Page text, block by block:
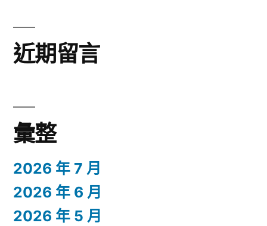
近期留言
彙整
2026 年 7 月
2026 年 6 月
2026 年 5 月